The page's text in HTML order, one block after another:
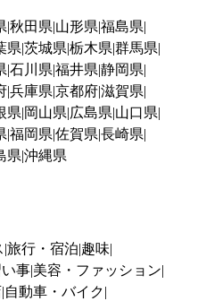
秋田県 山形県 福島県
県 茨城県 栃木県 群馬県
石川県 福井県 静岡県
兵庫県 京都府滋賀県
県 岡山県 広島県 山口県
福岡県 佐賀県 長崎県
県 沖縄県
旅行・宿泊 趣味
事 美容・ファッション
自動車・バイク